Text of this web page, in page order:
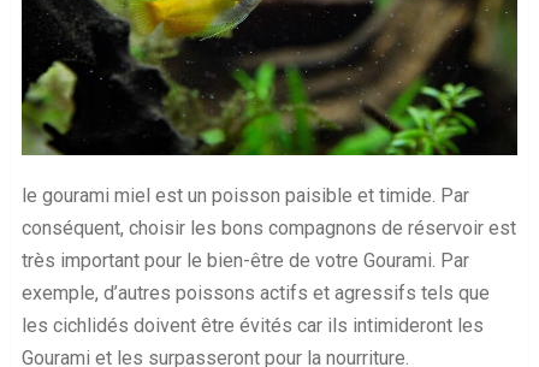
le gourami miel est un poisson paisible et timide. Par
conséquent, choisir les bons compagnons de réservoir est
très important pour le bien-être de votre Gourami. Par
exemple, d’autres poissons actifs et agressifs tels que
les cichlidés doivent être évités car ils intimideront les
Gourami et les surpasseront pour la nourriture.